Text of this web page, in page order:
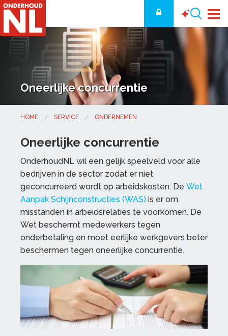
Oneerlijke concurrentie
HOME SERVICE ONDERNEMEN
Oneerlijke concurrentie
OnderhoudNL wil een gelijk speelveld voor alle
bedrijven in de sector zodat er niet
geconcurreerd wordt op arbeidskosten. De Wet
Aanpak Schijnconstructies (WAS) is er om
misstanden in arbeidsrelaties te voorkomen. De
Wet beschermt medewerkers tegen
onderbetaling en moet eerlijke werkgevers beter
beschermen tegen oneerlijke concurrentie.